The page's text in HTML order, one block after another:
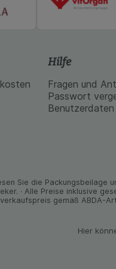
Hilfe
Fragen und
Passwort
Sie die
· Alle Preise inklusive
gemäß ABDA-
Hier